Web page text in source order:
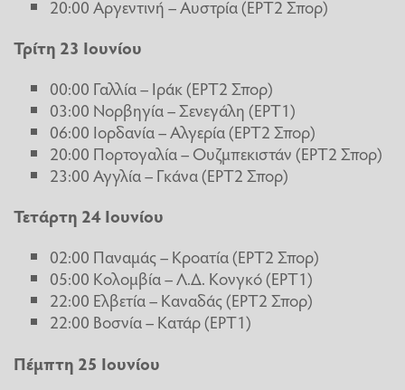
20:00 Αργεντινή – Αυστρία (ΕΡΤ2 Σπορ)
Τρίτη 23 Ιουνίου
00:00 Γαλλία – Ιράκ (ΕΡΤ2 Σπορ)
03:00 Νορβηγία – Σενεγάλη (ΕΡΤ1)
06:00 Ιορδανία – Αλγερία (ΕΡΤ2 Σπορ)
20:00 Πορτογαλία – Ουζμπεκιστάν (ΕΡΤ2 Σπορ)
23:00 Αγγλία – Γκάνα (ΕΡΤ2 Σπορ)
Τετάρτη 24 Ιουνίου
02:00 Παναμάς – Κροατία (ΕΡΤ2 Σπορ)
05:00 Κολομβία – Λ.Δ. Κονγκό (ΕΡΤ1)
22:00 Ελβετία – Καναδάς (ΕΡΤ2 Σπορ)
22:00 Βοσνία – Κατάρ (ΕΡΤ1)
Πέμπτη 25 Ιουνίου